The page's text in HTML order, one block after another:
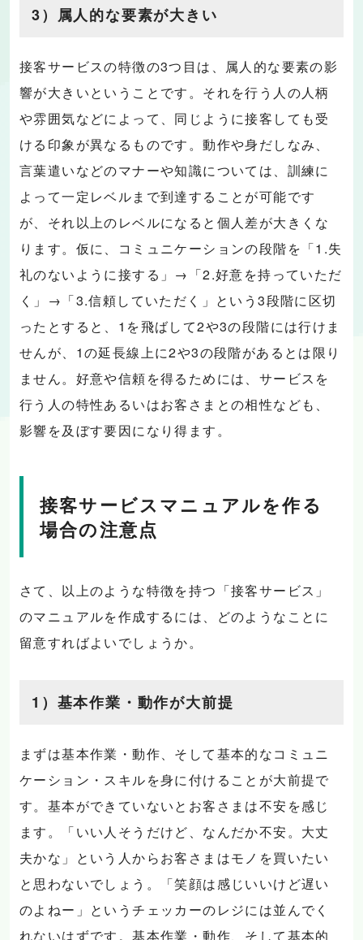
3）属人的な要素が大きい
接客サービスの特徴の3つ目は、属人的な要素の影
響が大きいということです。それを行う人の人柄
や雰囲気などによって、同じように接客しても受
ける印象が異なるものです。動作や身だしなみ、
言葉遣いなどのマナーや知識については、訓練に
よって一定レベルまで到達することが可能です
が、それ以上のレベルになると個人差が大きくな
ります。仮に、コミュニケーションの段階を「1.失
礼のないように接する」→「2.好意を持っていただ
く」→「3.信頼していただく」という3段階に区切
ったとすると、1を飛ばして2や3の段階には行けま
せんが、1の延長線上に2や3の段階があるとは限り
ません。好意や信頼を得るためには、サービスを
行う人の特性あるいはお客さまとの相性なども、
影響を及ぼす要因になり得ます。
接客サービスマニュアルを作る
場合の注意点
さて、以上のような特徴を持つ「接客サービス」
のマニュアルを作成するには、どのようなことに
留意すればよいでしょうか。
1）基本作業・動作が大前提
まずは基本作業・動作、そして基本的なコミュニ
ケーション・スキルを身に付けることが大前提で
す。基本ができていないとお客さまは不安を感じ
ます。「いい人そうだけど、なんだか不安。大丈
夫かな」という人からお客さまはモノを買いたい
と思わないでしょう。「笑顔は感じいいけど遅い
のよねー」というチェッカーのレジには並んでく
れないはずです。基本作業・動作、そして基本的